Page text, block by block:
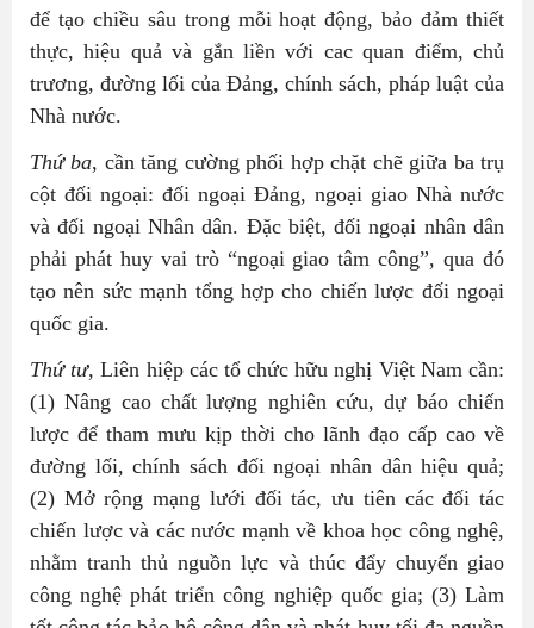
để tạo chiều sâu trong mỗi hoạt động, bảo đảm thiết
thực, hiệu quả và gắn liền với cac quan điểm, chủ
trương, đường lối của Đảng, chính sách, pháp luật của
Nhà nước.
Thứ ba, cần tăng cường phối hợp chặt chẽ giữa ba trụ
cột đối ngoại: đối ngoại Đảng, ngoại giao Nhà nước
và đối ngoại Nhân dân. Đặc biệt, đối ngoại nhân dân
phải phát huy vai trò “ngoại giao tâm công”, qua đó
tạo nên sức mạnh tổng hợp cho chiến lược đối ngoại
quốc gia.
Thứ tư, Liên hiệp các tổ chức hữu nghị Việt Nam cần:
(1) Nâng cao chất lượng nghiên cứu, dự báo chiến
lược để tham mưu kịp thời cho lãnh đạo cấp cao về
đường lối, chính sách đối ngoại nhân dân hiệu quả;
(2) Mở rộng mạng lưới đối tác, ưu tiên các đối tác
chiến lược và các nước mạnh về khoa học công nghệ,
nhằm tranh thủ nguồn lực và thúc đẩy chuyển giao
công nghệ phát triển công nghiệp quốc gia; (3) Làm